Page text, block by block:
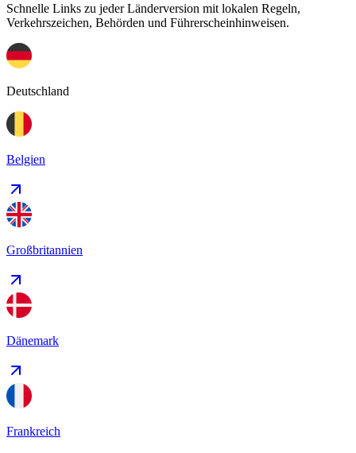
Schnelle Links zu jeder Länderversion mit lokalen Regeln,
Verkehrszeichen, Behörden und Führerscheinhinweisen.
Deutschland
Belgien
Großbritannien
Dänemark
Frankreich